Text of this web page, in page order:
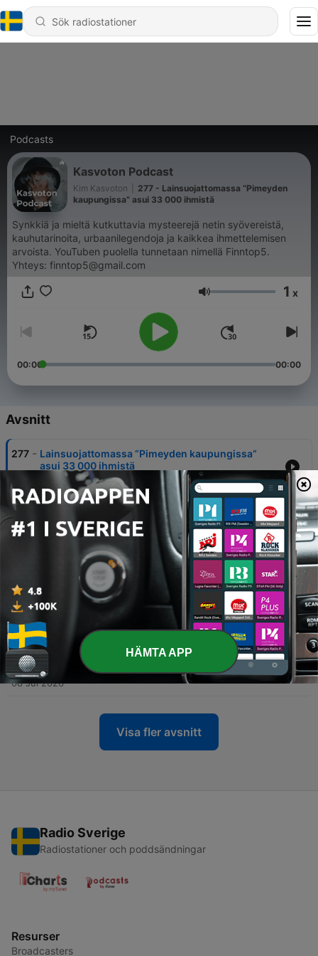
Podcasts
Kasvoton Podcast
Kim Kasvoton
277 - Lainsuojattomassa “Pimeyden
kaupungissa” asui 33 000 ihmistä
Synkkiä ja mieltä kutkuttavia mysteerejä netin syövereistä,
kauhutarinoita, urbaanilegendoja ja kaikkea ihmettelemisen
arvoista. YouTuben puolella tunnetaan nimellä Finntop5.
Yhteys: finntop5@gmail.com
Volym 1 x
00:00 00:00
Avsnitt
277 - Lainsuojattomassa “Pimeyden kaupungissa”
asui 33 000 ihmistä
276 -
Tutkijat väittävät löytäneensä pyramidien alta
jotain massiivista
29 Jul 2026
Tämän takia en voi vieläkään nukkua selälläni
22 Jul 2026
274 - Kun nettiin alkoi ilmestyä viestejä
aikamatkaajalta | John Titor
15 Jul 2026
273 - Luen katsojien tarinoita #31
08 Jul 2026
Visa fler avsnitt
Radio Sverige
Radiostationer och poddsändningar
Resurser
Broadcasters
HÄMTA APP